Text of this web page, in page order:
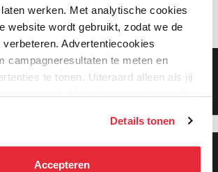
werken. Met analytische cookies
website wordt gebruikt, zodat we de
Advertentiecookies
campagneresultaten te meten en
te tonen. Uiteraard alleen als jij
voor geeft. Als je toestemming geeft,
combineren met informatie die zij
via het gebruik van hun diensten. Je
accepteren, alleen noodzakelijke
Details tonen
Accepteren
€99,-
binnen 90 dagen*
een 9.3 gemiddeld
Klanten geven ons 9.3
gemiddeld!